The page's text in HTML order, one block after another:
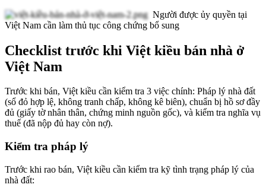
Người được ủy quyền tại
Việt Nam cần làm thủ tục công chứng bổ sung
Checklist trước khi Việt kiều bán nhà ở
Việt Nam
Trước khi bán, Việt kiều cần kiểm tra 3 việc chính: Pháp lý nhà đất
(sổ đỏ hợp lệ, không tranh chấp, không kê biên), chuẩn bị hồ sơ đầy
đủ (giấy tờ nhân thân, chứng minh nguồn gốc), và kiểm tra nghĩa vụ
thuế (đã nộp đủ hay còn nợ).
Kiểm tra pháp lý
Trước khi rao bán, Việt kiều cần kiểm tra kỹ tình trạng pháp lý của
nhà đất: